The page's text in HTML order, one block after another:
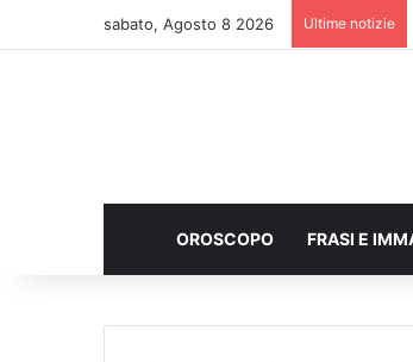
sabato, Agosto 8 2026 Ultime notizie
OROSCOPO FRASI E